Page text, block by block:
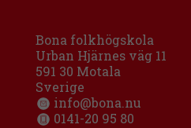
Bona folkhögskola
Urban Hjärnes väg 11
591 30 Motala
Sverige
info@bona.nu
0141-20 95 80